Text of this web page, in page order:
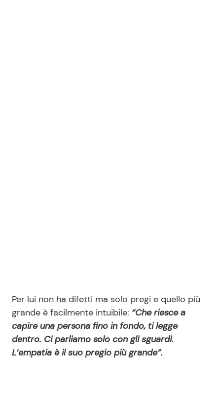
Per lui non ha difetti ma solo pregi e quello più
grande è facilmente intuibile: “Che riesce a
capire una persona fino in fondo, ti legge
dentro. Ci parliamo solo con gli sguardi.
L’empatia è il suo pregio più grande”.